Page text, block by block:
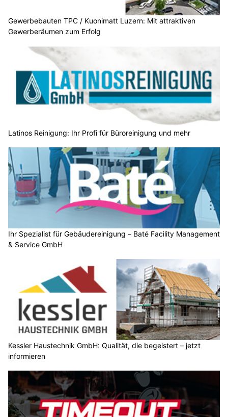
Gewerbebauten TPC / Kuonimatt Luzern: Mit attraktiven
Gewerberäumen zum Erfolg
Latinos Reinigung: Ihr Profi für Büroreinigung und mehr
Ihr Spezialist für Gebäudereinigung – Baté Facility Management
& Service GmbH
Kessler Haustechnik GmbH: Qualität, die begeistert – jetzt
informieren